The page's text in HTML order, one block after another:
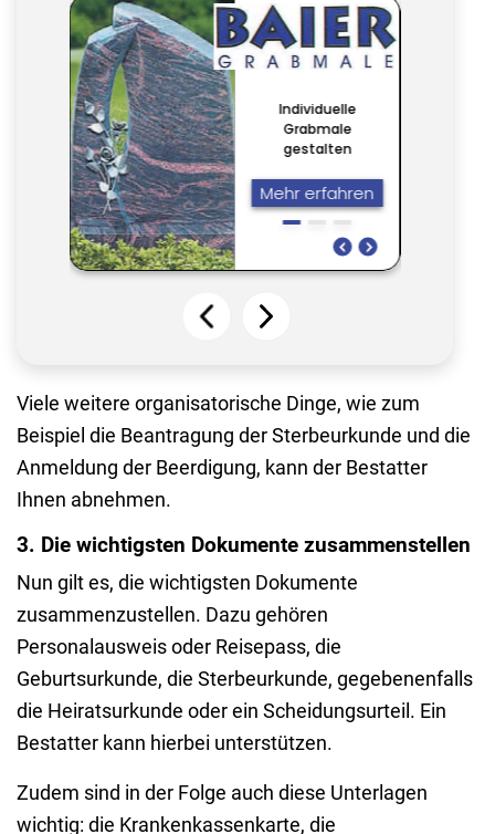
Viele weitere organisatorische Dinge, wie zum
Beispiel die Beantragung der Sterbeurkunde und die
Anmeldung der Beerdigung, kann der Bestatter
Ihnen abnehmen.
3. Die wichtigsten Dokumente zusammenstellen
Nun gilt es, die wichtigsten Dokumente
zusammenzustellen. Dazu gehören
Personalausweis oder Reisepass, die
Geburtsurkunde, die Sterbeurkunde, gegebenenfalls
die Heiratsurkunde oder ein Scheidungsurteil. Ein
Bestatter kann hierbei unterstützen.
Zudem sind in der Folge auch diese Unterlagen
wichtig: die Krankenkassenkarte, die